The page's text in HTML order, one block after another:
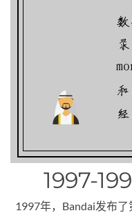
1997-
1997年，Bandai发布